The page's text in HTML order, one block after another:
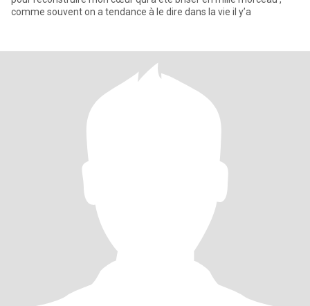
comme souvent on a tendance à le dire dans la vie il y’a